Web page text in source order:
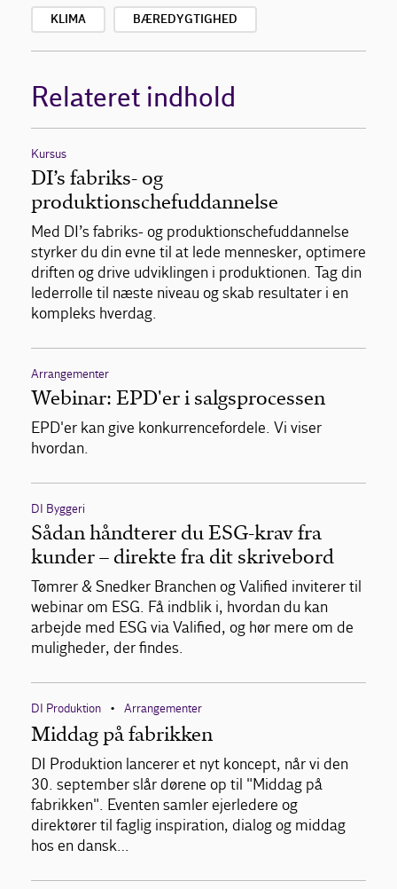
KLIMA BÆREDYGTIGHED
Relateret indhold
Kursus
DI’s fabriks- og
produktionschefuddannelse
Med DI’s fabriks- og produktionschefuddannelse
styrker du din evne til at lede mennesker, optimere
driften og drive udviklingen i produktionen. Tag din
lederrolle til næste niveau og skab resultater i en
kompleks hverdag.
Arrangementer
Webinar: EPD'er i salgsprocessen
EPD'er kan give konkurrencefordele. Vi viser
hvordan.
DI Byggeri
Sådan håndterer du ESG-krav fra
kunder – direkte fra dit skrivebord
Tømrer & Snedker Branchen og Valified inviterer til
webinar om ESG. Få indblik i, hvordan du kan
arbejde med ESG via Valified, og hør mere om de
muligheder, der findes.
DI Produktion • Arrangementer
Middag på fabrikken
DI Produktion lancerer et nyt koncept, når vi den
30. september slår dørene op til "Middag på
fabrikken". Eventen samler ejerledere og
direktører til faglig inspiration, dialog og middag
hos en dansk…